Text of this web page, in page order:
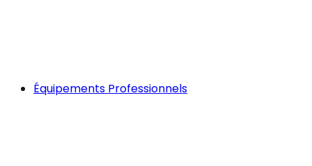
Équipements Professionnels